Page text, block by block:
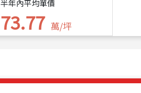
半年內平均單價
73.77 萬/坪